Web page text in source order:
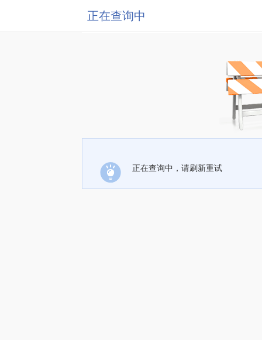
正在查询中
正在查询中，请刷新重试